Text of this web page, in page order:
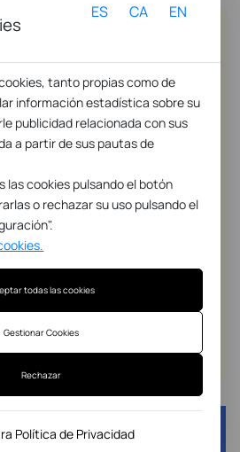
ES CA EN
tanto propias como de
información estadística sobre su
publicidad relacionada con sus
a partir de sus pautas de
las cookies pulsando el botón
o rechazar su uso pulsando el
todas las cookies
Gestionar Cookies
Rechazar
Política de Privacidad